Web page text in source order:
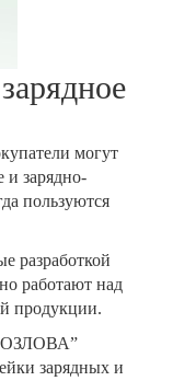
могут
и зарядно-
пользуются
разработкой
работают над
продукции.
зарядных и